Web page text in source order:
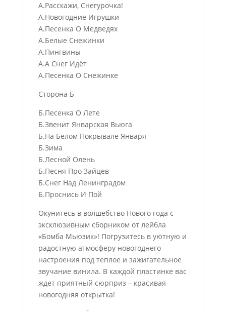
А.Расскажи, Снегурочка!
А.Новогодние Игрушки
А.Песенка О Медведях
А.Белые Снежинки
А.Пингвины
А.А Снег Идёт
А.Песенка О Снежинке
Сторона Б
Б.Песенка О Лете
Б.Звенит Январская Вьюга
Б.На Белом Покрывале Января
Б.Зима
Б.Лесной Олень
Б.Песня Про Зайцев
Б.Снег Над Ленинградом
Б.Проснись И Пой
Окунитесь в волшебство Нового года с
эксклюзивным сборником от лейбла
«Бомба Мьюзик»! Погрузитесь в уютную и
радостную атмосферу новогоднего
настроения под теплое и зажигательное
звучание винила. В каждой пластинке вас
ждет приятный сюрприз – красивая
новогодняя открытка!